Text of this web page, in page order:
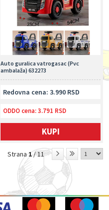
Auto guralica vatrogasac (Pvc
ambalaža) 632273
Redovna cena: 3.990 RSD
ODDO cena:3.791 RSD
KUPI
Strana1/ 11